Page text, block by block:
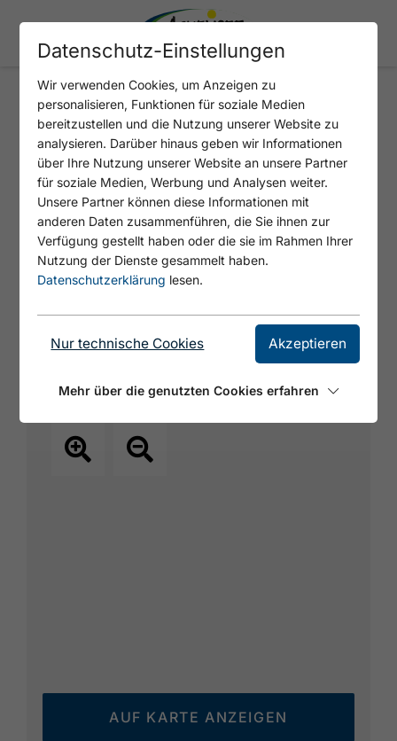
MEERPOWER 2/3 - LADE DEINE
AKKUS AUF
© https://unsplash.com/s/photos/charging-station
AUF KARTE ANZEIGEN
Datenschutz-Einstellungen
Wir verwenden Cookies, um Anzeigen zu
personalisieren, Funktionen für soziale Medien
bereitzustellen und die Nutzung unserer Website zu
analysieren. Darüber hinaus geben wir Informationen
über Ihre Nutzung unserer Website an unsere Partner
für soziale Medien, Werbung und Analysen weiter.
Unsere Partner können diese Informationen mit
anderen Daten zusammenführen, die Sie ihnen zur
Verfügung gestellt haben oder die sie im Rahmen Ihrer
Nutzung der Dienste gesammelt haben.
Datenschutzerklärung lesen.
Nur technische Cookies Akzeptieren
Mehr über die genutzten Cookies erfahren